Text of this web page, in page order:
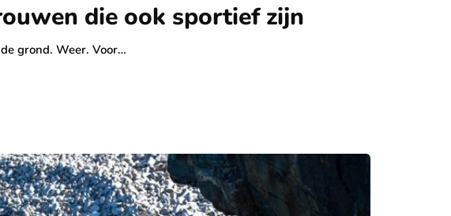
die ook sportief zijn
grond. Weer. Voor…